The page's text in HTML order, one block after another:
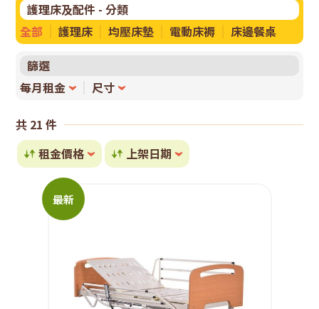
護理床及配件 - 分類
全部
護理床 均壓床墊 電動床褥
床邊餐桌
篩選
每月租金
尺寸
共 21 件
租金價格
上架日期
最新